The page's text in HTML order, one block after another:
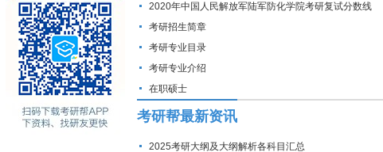
2020年中国人民解放军陆军防化学院考研复试分数线
考研招生简章
考研专业目录
考研专业介绍
在职硕士
考研帮最新资讯
2025考研大纲及大纲解析各科目汇总